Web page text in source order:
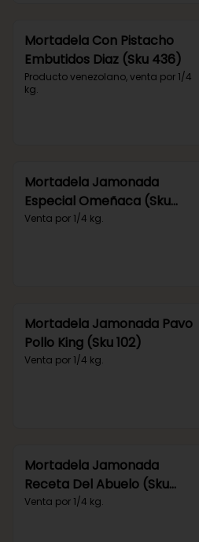
Mortadela Con Pistacho
Embutidos Diaz (Sku 436)
Producto venezolano, venta por 1/4
kg.
Mortadela Jamonada
Especial Omeñaca (Sku
160)
Venta por 1/4 kg.
Mortadela Jamonada Pavo
Pollo King (Sku 102)
Venta por 1/4 kg.
Mortadela Jamonada
Receta Del Abuelo (Sku
177)
Venta por 1/4 kg.